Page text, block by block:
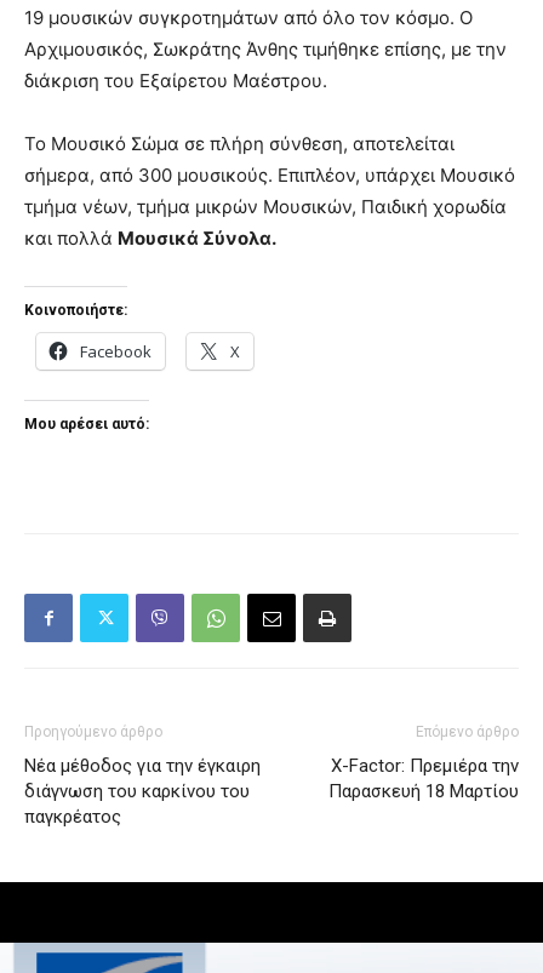
19 μουσικών συγκροτημάτων από όλο τον κόσμο. Ο
Αρχιμουσικός, Σωκράτης Άνθης τιμήθηκε επίσης, με την
διάκριση του Εξαίρετου Μαέστρου.
Το Μουσικό Σώμα σε πλήρη σύνθεση, αποτελείται
σήμερα, από 300 μουσικούς. Επιπλέον, υπάρχει Μουσικό
τμήμα νέων, τμήμα μικρών Μουσικών, Παιδική χορωδία
και πολλά Μουσικά Σύνολα.
Κοινοποιήστε:
Facebook X
Μου αρέσει αυτό:
Προηγούμενο άρθρο
Νέα μέθοδος για την έγκαιρη
διάγνωση του καρκίνου του
παγκρέατος
Επόμενο άρθρο
X-Factor: Πρεμιέρα την
Παρασκευή 18 Μαρτίου